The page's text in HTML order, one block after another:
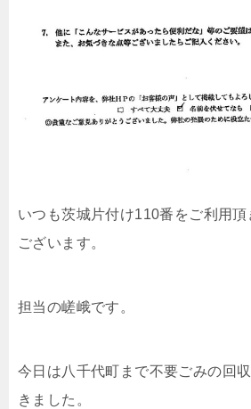
いつも茨城片付け110番をご利用頂
ございます。
担当の嵯峨です。
今日は八千代町まで不要ごみの回
きました。